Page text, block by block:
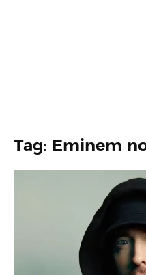
Tag: Eminem